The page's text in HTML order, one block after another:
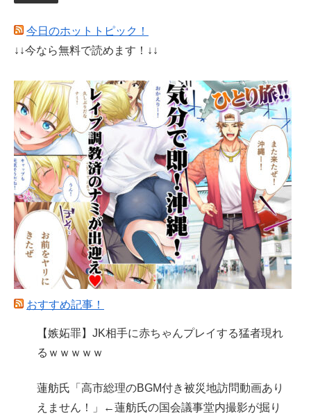
今日のホットトピック！
↓↓今なら無料で読めます！↓↓
おすすめ記事！
【嫉妬罪】JK相手に赤ちゃんプレイする猛者現れ
るｗｗｗｗｗ
蓮舫氏「高市総理のBGM付き被災地訪問動画あり
えません！」←蓮舫氏の国会議事堂内撮影が掘り